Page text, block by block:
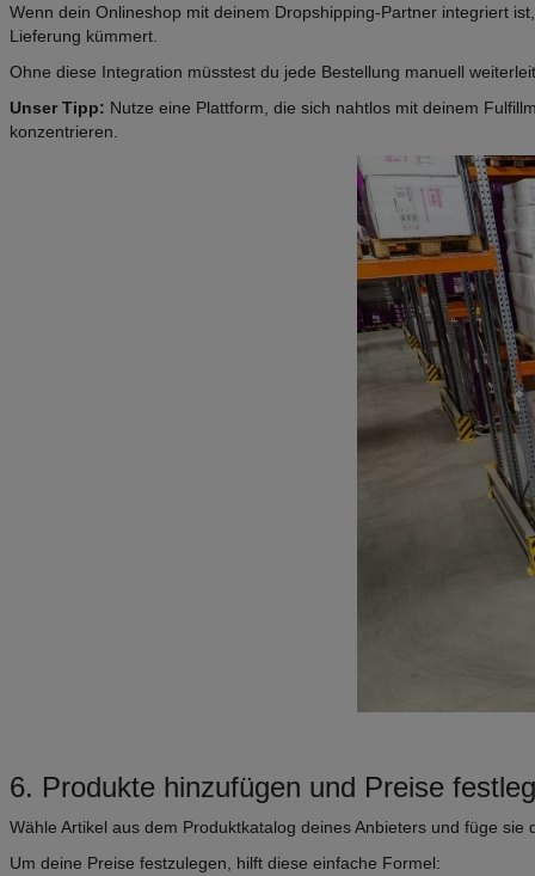
Wenn dein Onlineshop mit deinem Dropshipping-Partner integriert
Lieferung kümmert.
Ohne diese Integration müsstest du jede Bestellung manuell
Unser Tipp: Nutze eine Plattform, die sich nahtlos mit deinem
konzentrieren.
6. Produkte hinzufügen und Preise
Wähle Artikel aus dem Produktkatalog deines Anbieters und füge
Um deine Preise festzulegen, hilft diese einfache Formel: